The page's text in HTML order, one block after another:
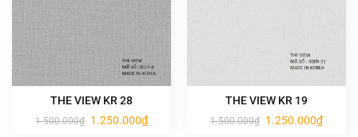
THE VIEW KR 28
1.500.000₫ Giá
1.250.000₫Giá
hiện
THE VIEW KR 19
1.500.000₫ Giá
1.250.000₫Giá
hiện